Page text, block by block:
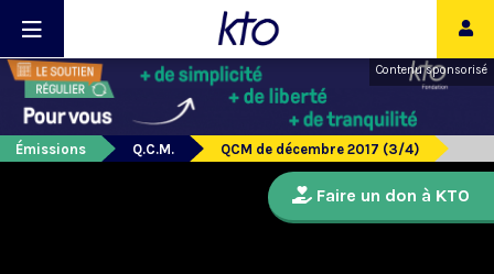
Contenu sponsorisé
Émissions Q.C.M. QCM de décembre 2017 (3/4)
Faire un don à KTO